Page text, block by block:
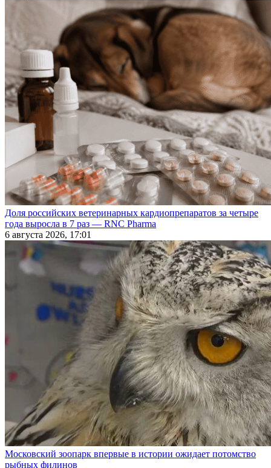
Доля российских ветеринарных кардиопрепаратов за четыре
года выросла в 7 раз — RNC Pharma
6 августа 2026, 17:01
Московский зоопарк впервые в истории ожидает потомство
рыбных филинов